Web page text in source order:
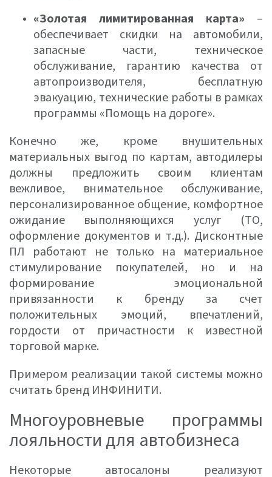
«Золотая лимитированная карта» –
обеспечивает скидки на автомобили,
запасные части, техническое
обслуживание, гарантию качества от
автопроизводителя, бесплатную
эвакуацию, технические работы в рамках
программы «Помощь на дороге».
Конечно же, кроме внушительных
материальных выгод по картам, автодилеры
должны предложить своим клиентам
вежливое, внимательное обслуживание,
персонализированное общение, комфортное
ожидание выполняющихся услуг (ТО,
оформление документов и т.д.). Дисконтные
ПЛ работают не только на материальное
стимулирование покупателей, но и на
формирование эмоциональной
привязанности к бренду за счет
положительных эмоций, впечатлений,
гордости от причастности к известной
торговой марке.
Примером реализации такой системы можно
считать бренд ИНФИНИТИ.
Многоуровневые программы
лояльности для автобизнеса
Некоторые автосалоны реализуют